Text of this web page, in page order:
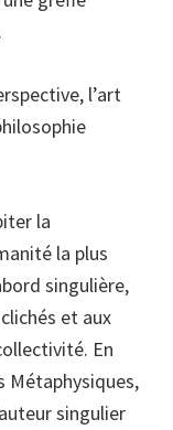
l’art
la
la plus
singulière,
et aux
En
Métaphysiques,
singulier